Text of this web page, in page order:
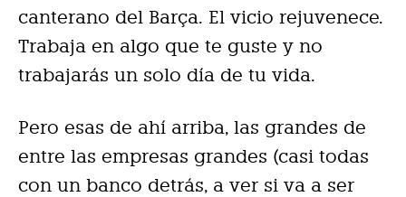
canterano del Barça. El vicio rejuvenece.
Trabaja en algo que te guste y no
trabajarás un solo día de tu vida.
Pero esas de ahí arriba, las grandes de
entre las empresas grandes (casi todas
con un banco detrás, a ver si va a ser